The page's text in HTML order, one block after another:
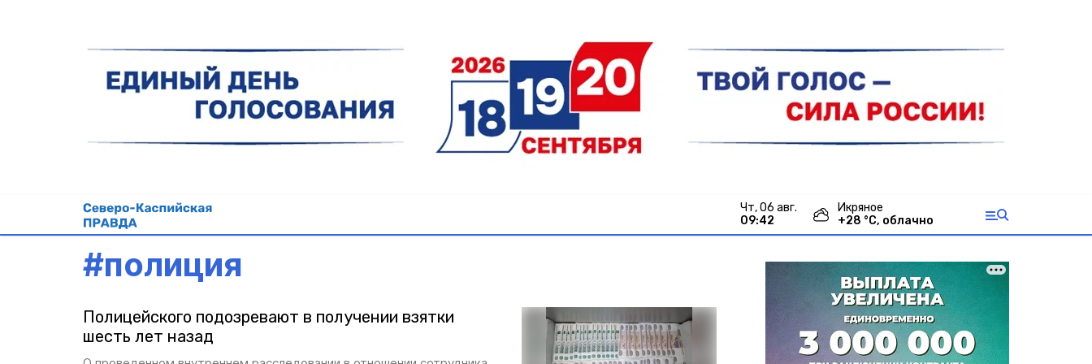
чт, 06 авг.
09:42
Икряное
+28 °С, облачно
#полиция
Полицейского подозревают в получении взятки
шесть лет назад